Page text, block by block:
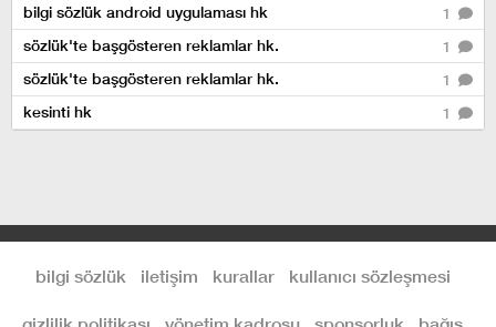
1
bilgi sözlük android uygulaması hk
1
sözlük'te başgösteren reklamlar hk.
1
sözlük'te başgösteren reklamlar hk.
1
kesinti hk
bilgi sözlük iletişim kurallar kullanıcı sözleşmesi